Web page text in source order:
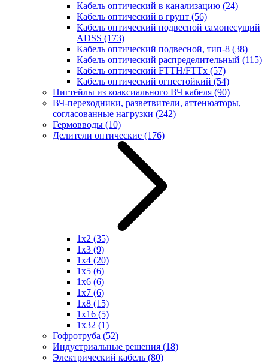
Кабель оптический в канализацию (24)
Кабель оптический в грунт (56)
Кабель оптический подвесной самонесущий
ADSS (173)
Кабель оптический подвесной, тип-8 (38)
Кабель оптический распределительный (115)
Кабель оптический FTTH/FTTx (57)
Кабель оптический огнестойкий (54)
Пигтейлы из коаксиального ВЧ кабеля (90)
ВЧ-переходники, разветвители, аттенюаторы,
согласованные нагрузки (242)
Гермовводы (10)
Делители оптические (176)
1x2 (35)
1x3 (9)
1x4 (20)
1x5 (6)
1x6 (6)
1x7 (6)
1x8 (15)
1x16 (5)
1x32 (1)
Гофротруба (52)
Индустриальные решения (18)
Электрический кабель (80)